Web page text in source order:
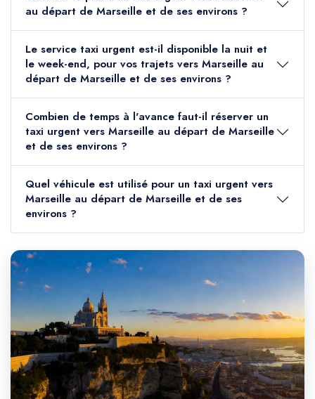
au départ de Marseille et de ses environs ?
Le service taxi urgent est-il disponible la nuit et
le week-end, pour vos trajets vers Marseille au
départ de Marseille et de ses environs ?
Combien de temps à l'avance faut-il réserver un
taxi urgent vers Marseille au départ de Marseille
et de ses environs ?
Quel véhicule est utilisé pour un taxi urgent vers
Marseille au départ de Marseille et de ses
environs ?